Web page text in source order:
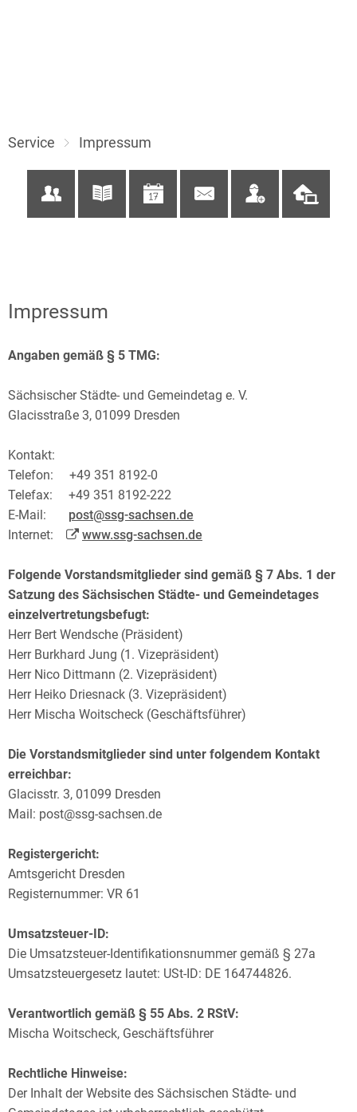
Service Impressum
Impressum
Angaben gemäß § 5 TMG:
Sächsischer Städte- und Gemeindetag e. V.
Glacisstraße 3, 01099 Dresden
Kontakt:
Telefon: +49 351 8192-0
Telefax: +49 351 8192-222
E-Mail: post@ssg-sachsen.de
Internet:
www.ssg-sachsen.de
Folgende Vorstandsmitglieder sind gemäß § 7 Abs. 1 der
Satzung des Sächsischen Städte- und Gemeindetages
einzelvertretungsbefugt:
Herr Bert Wendsche (Präsident)
Herr Burkhard Jung (1. Vizepräsident)
Herr Nico Dittmann (2. Vizepräsident)
Herr Heiko Driesnack (3. Vizepräsident)
Herr Mischa Woitscheck (Geschäftsführer)
Die Vorstandsmitglieder sind unter folgendem Kontakt
erreichbar:
Glacisstr. 3, 01099 Dresden
Mail: post@ssg-sachsen.de
Registergericht:
Amtsgericht Dresden
Registernummer: VR 61
Umsatzsteuer-ID:
Die Umsatzsteuer-Identifikationsnummer gemäß § 27a
Umsatzsteuergesetz lautet: USt-ID: DE 164744826.
Verantwortlich gemäß § 55 Abs. 2 RStV:
Mischa Woitscheck, Geschäftsführer
Rechtliche Hinweise:
Der Inhalt der Website des Sächsischen Städte- und